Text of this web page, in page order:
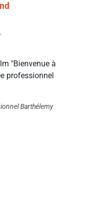
"Bienvenue à
professionnel
Barthélemy